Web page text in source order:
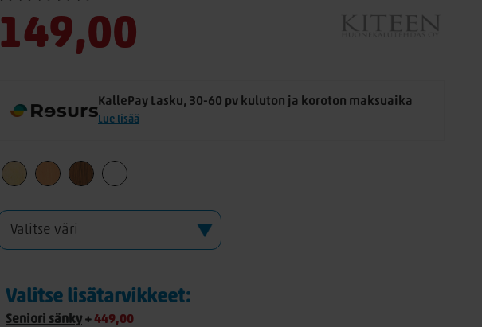
149,00
KallePay Lasku, 30-60 pv kuluton ja koroton maksuaika
Lue lisää
Valitse lisätarvikkeet:
Seniori sänky +449,00